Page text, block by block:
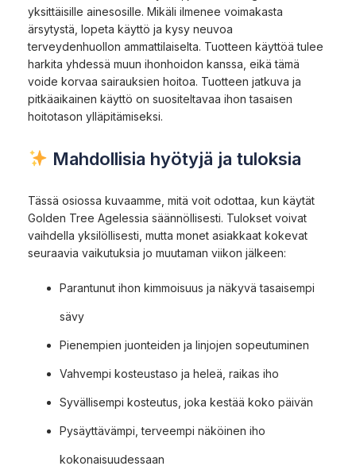
yksittäisille ainesosille. Mikäli ilmenee voimakasta
ärsytystä, lopeta käyttö ja kysy neuvoa
terveydenhuollon ammattilaiselta. Tuotteen käyttöä tulee
harkita yhdessä muun ihonhoidon kanssa, eikä tämä
voide korvaa sairauksien hoitoa. Tuotteen jatkuva ja
pitkäaikainen käyttö on suositeltavaa ihon tasaisen
hoitotason ylläpitämiseksi.
Mahdollisia hyötyjä ja tuloksia
Tässä osiossa kuvaamme, mitä voit odottaa, kun käytät
Golden Tree Agelessia säännöllisesti. Tulokset voivat
vaihdella yksilöllisesti, mutta monet asiakkaat kokevat
seuraavia vaikutuksia jo muutaman viikon jälkeen:
Parantunut ihon kimmoisuus ja näkyvä tasaisempi
sävy
Pienempien juonteiden ja linjojen sopeutuminen
Vahvempi kosteustaso ja heleä, raikas iho
Syvällisempi kosteutus, joka kestää koko päivän
Pysäyttävämpi, terveempi näköinen iho
kokonaisuudessaan